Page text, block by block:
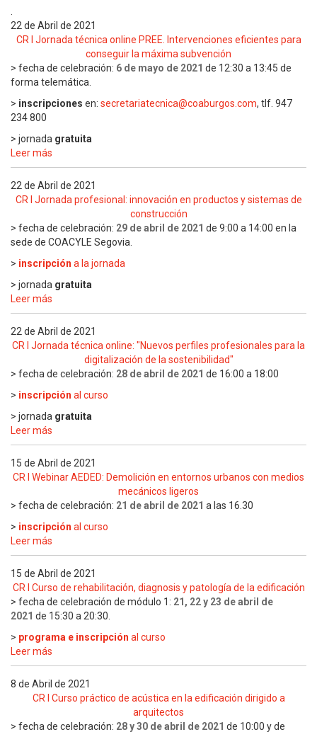
.
22 de Abril de 2021
CR I Jornada técnica online PREE. Intervenciones eficientes para
conseguir la máxima subvención
> fecha de celebración: 6 de mayo de 2021 de 12:30 a 13:45 de
forma telemática.
> inscripciones en: secretariatecnica@coaburgos.com, tlf. 947
234 800
> jornada gratuita
Leer más
22 de Abril de 2021
CR I Jornada profesional: innovación en productos y sistemas de
construcción
> fecha de celebración: 29 de abril de 2021 de 9:00 a 14:00 en la
sede de COACYLE Segovia.
> inscripción a la jornada
> jornada gratuita
Leer más
22 de Abril de 2021
CR I Jornada técnica online: "Nuevos perfiles profesionales para la
digitalización de la sostenibilidad"
> fecha de celebración: 28 de abril de 2021 de 16:00 a 18:00
> inscripción al curso
> jornada gratuita
Leer más
15 de Abril de 2021
CR I Webinar AEDED: Demolición en entornos urbanos con medios
mecánicos ligeros
> fecha de celebración: 21 de abril de 2021 a las 16.30
> inscripción al curso
Leer más
15 de Abril de 2021
CR I Curso de rehabilitación, diagnosis y patología de la edificación
> fecha de celebración de módulo 1: 21, 22 y 23 de abril de
2021 de 15:30 a 20:30.
> programa e inscripción al curso
Leer más
8 de Abril de 2021
CR I Curso práctico de acústica en la edificación dirigido a
arquitectos
> fecha de celebración: 28 y 30 de abril de 2021 de 10:00 y de